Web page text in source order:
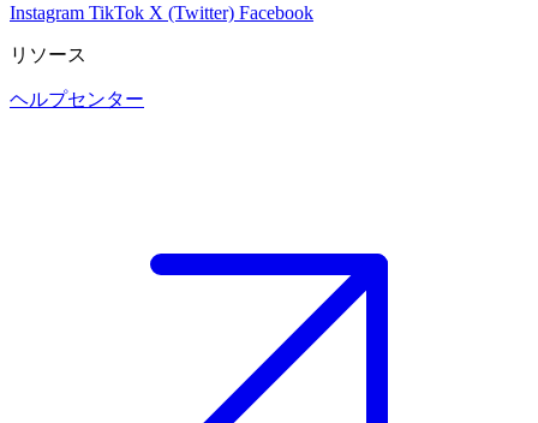
Instagram TikTok X (Twitter) Facebook
リソース
ヘルプセンター